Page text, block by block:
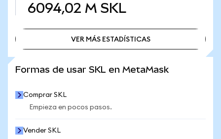
6094,02 M SKL
VER MÁS ESTADÍSTICAS
Formas de usar SKL en MetaMask
Comprar SKL
Empieza en pocos pasos.
Vender SKL